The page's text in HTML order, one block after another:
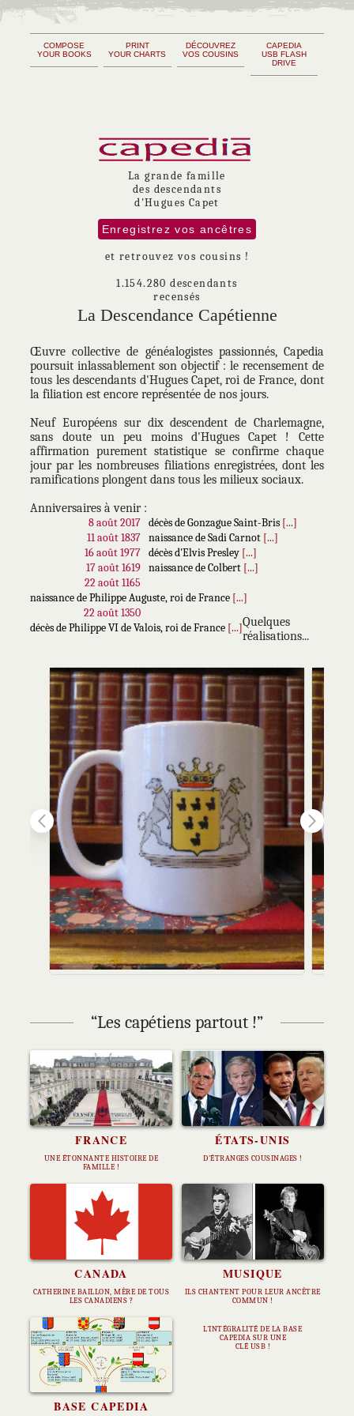
La grande famille
des descendants
d'Hugues Capet
Enregistrez vos ancêtres
et retrouvez vos cousins !
1.154.280 descendants
recensés
COMPOSE
YOUR BOOKS
PRINT
YOUR CHARTS
DÉCOUVREZ
VOS COUSINS
CAPEDIA
USB FLASH
DRIVE
La Descendance Capétienne
Œuvre collective de généalogistes passionnés, Capedia
poursuit inlassablement son objectif : le recensement de
tous les descendants d'Hugues Capet, roi de France, dont
la filiation est encore représentée de nos jours.
Neuf Européens sur dix descendent de Charlemagne,
sans doute un peu moins d'Hugues Capet ! Cette
affirmation purement statistique se confirme chaque
jour par les nombreuses filiations enregistrées, dont les
ramifications plongent dans tous les milieux sociaux.
Anniversaires à venir :
8 août 2017 décès de Gonzague Saint-Bris [...]
11 août 1837
naissance de Sadi Carnot [...]
16 août 1977
décès d'Elvis Presley [...]
17 août 1619
naissance de Colbert [...]
22 août 1165
naissance de Philippe Auguste, roi de France [...]
22 août 1350
décès de Philippe VI de Valois, roi de France [...]Quelques
réalisations...
“Les capétiens partout !”
FRANCE
UNE ÉTONNANTE HISTOIRE DE
FAMILLE !
ÉTATS-UNIS
D'ÉTRANGES COUSINAGES !
CANADA
CATHERINE BAILLON, MÈRE DE TOUS
LES CANADIENS ?
MUSIQUE
ILS CHANTENT POUR LEUR ANCÊTRE
COMMUN !
BASE CAPEDIA
L'INTÉGRALITÉ DE LA BASE
CAPEDIA SUR UNE
CLÉ USB !